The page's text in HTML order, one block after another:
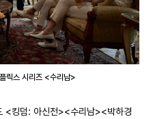
릭스 시리즈 <수리남>
<킹덤: 아신전><수리남><박하경